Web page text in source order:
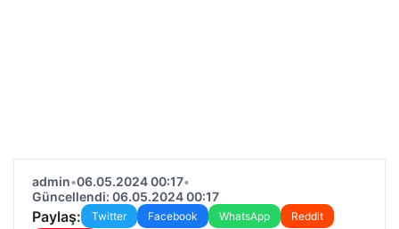
admin•06.05.2024 00:17•
Güncellendi: 06.05.2024 00:17
Paylaş: Twitter Facebook WhatsApp
Reddit